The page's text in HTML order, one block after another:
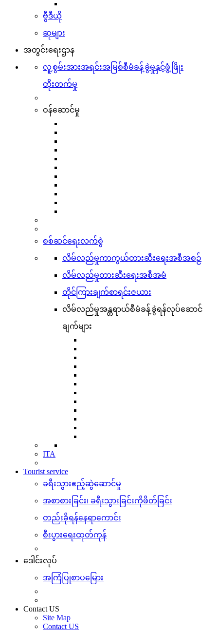
ဗွီဒီယို
ဆုများ
အတွင်းရေးဌာန
လူ့စွမ်းအားအရင်းအမြစ်စီမံခန့်ခွဲမှုနှင့်ဖွံ့ဖြိုး
တိုးတက်မှု
ဝန်ဆောင်မှု
စစ်ဆင်ရေးလက်စွဲ
လိမ်လည်မှုကာကွယ်တားဆီးရေးအစီအစဉ်
လိမ်လည်မှုတားဆီးရေးအစီအမံ
တိုင်ကြားချက်စာရင်းဇယား
လိမ်လည်မှုအန္တရာယ်စီမံခန့်ခွဲရန်လုပ်ဆောင်
ချက်များ
ITA
Tourist service
ခရီးသွားဧည့်ဆွဲဆောင်မှု
အစာစားခြင်း၊ ခရီးသွားခြင်းကိုဖိတ်ခြင်း
တည်းခိုရန်နေရာကောင်း
စီးပွားရေးထုတ်ကုန်
ဒေါင်းလုပ်
အကြံပြုစာပမြေား
Contact US
Site Map
Contact US